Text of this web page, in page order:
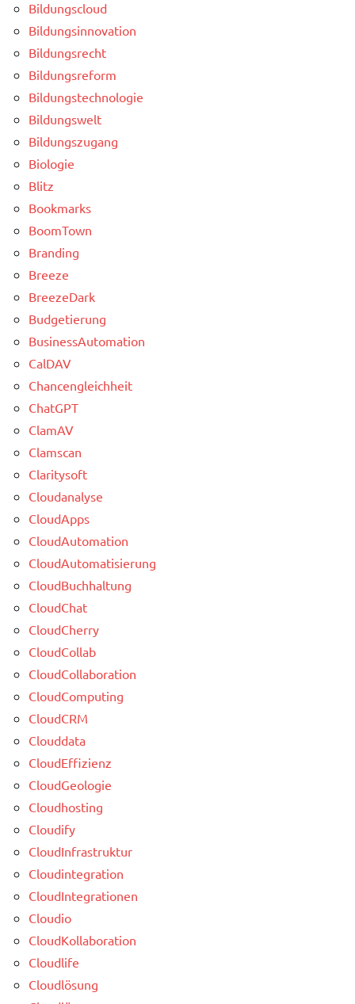
Bildungscloud
Bildungsinnovation
Bildungsrecht
Bildungsreform
Bildungstechnologie
Bildungswelt
Bildungszugang
Biologie
Blitz
Bookmarks
BoomTown
Branding
Breeze
BreezeDark
Budgetierung
BusinessAutomation
CalDAV
Chancengleichheit
ChatGPT
ClamAV
Clamscan
Claritysoft
Cloudanalyse
CloudApps
CloudAutomation
CloudAutomatisierung
CloudBuchhaltung
CloudChat
CloudCherry
CloudCollab
CloudCollaboration
CloudComputing
CloudCRM
Clouddata
CloudEffizienz
CloudGeologie
Cloudhosting
Cloudify
CloudInfrastruktur
Cloudintegration
CloudIntegrationen
Cloudio
CloudKollaboration
Cloudlife
Cloudlösung